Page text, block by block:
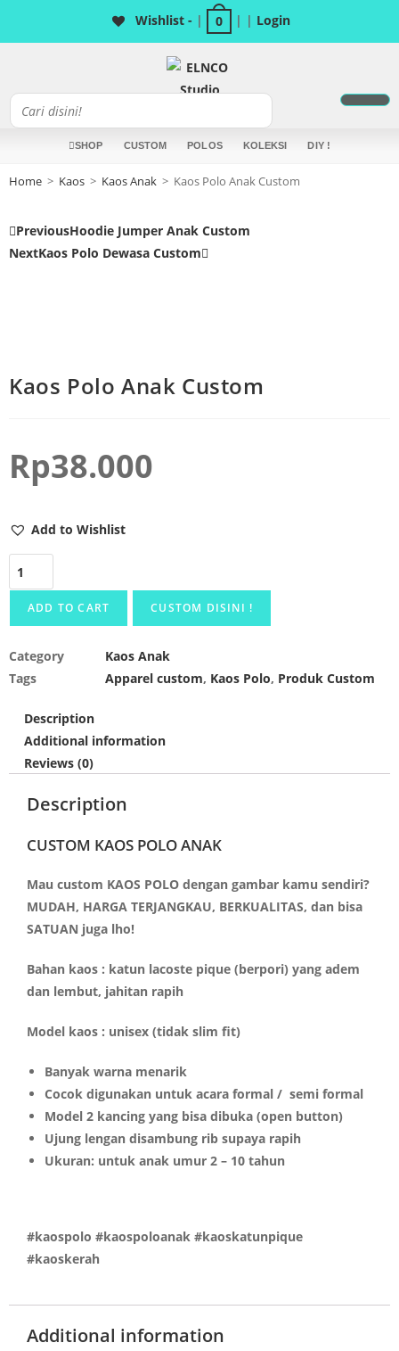
Wishlist - | 0 | | Login
SHOP CUSTOM POLOS KOLEKSI DIY !
Home > Kaos > Kaos Anak > Kaos Polo Anak Custom
PreviousHoodie Jumper Anak Custom
NextKaos Polo Dewasa Custom
Kaos Polo Anak Custom
Rp38.000
Add to Wishlist
ADD TO CART CUSTOM DISINI !
Category
Kaos Anak
Tags
Apparel custom, Kaos Polo, Produk Custom
Description
Additional information
Reviews (0)
Description
CUSTOM KAOS POLO ANAK
Mau custom KAOS POLO dengan gambar kamu sendiri?
MUDAH, HARGA TERJANGKAU, BERKUALITAS, dan bisa
SATUAN juga lho!
Bahan kaos : katun lacoste pique (berpori) yang adem
dan lembut, jahitan rapih
Model kaos : unisex (tidak slim fit)
Banyak warna menarik
Cocok digunakan untuk acara formal / semi formal
Model 2 kancing yang bisa dibuka (open button)
Ujung lengan disambung rib supaya rapih
Ukuran: untuk anak umur 2 – 10 tahun
#kaospolo #kaospoloanak #kaoskatunpique
#kaoskerah
Additional information